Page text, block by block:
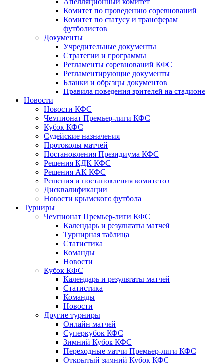
Апелляционный комитет
Комитет по проведению соревнований
Комитет по статусу и трансферам
футболистов
Документы
Учредительные документы
Стратегии и программы
Регламенты соревнований КФС
Регламентирующие документы
Бланки и образцы документов
Правила поведения зрителей на стадионе
Новости
Новости КФС
Чемпионат Премьер-лиги КФС
Кубок КФС
Судейские назначения
Протоколы матчей
Постановления Президиума КФС
Решения КДК КФС
Решения АК КФС
Решения и постановления комитетов
Дисквалификации
Новости крымского футбола
Турниры
Чемпионат Премьер-лиги КФС
Календарь и результаты матчей
Турнирная таблица
Статистика
Команды
Новости
Кубок КФС
Календарь и результаты матчей
Статистика
Команды
Новости
Другие турниры
Онлайн матчей
Суперкубок КФС
Зимний Кубок КФС
Переходные матчи Премьер-лиги КФС
Открытый зимний Кубок КФС